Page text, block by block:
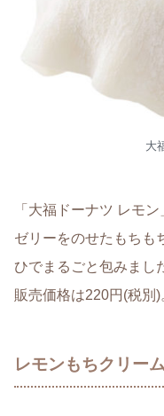
大
「大福ドーナツ レモ
ゼリーをのせたもちも
ひでまるごと包みまし
販売価格は220円(税別)
レモンもちクリー